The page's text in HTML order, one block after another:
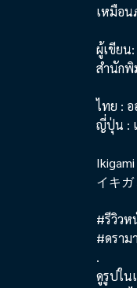
เหมือน
ผู้เขียน:
สำนักพิ
ไทย : อ
ญี่ปุ่น :
Ikigami
イキ
#รีวิวห
#ดราม
.
ดูรูปใน